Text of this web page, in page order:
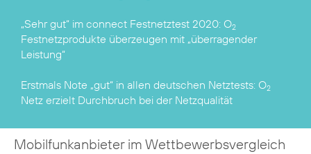
„Sehr gut“ im connect Festnetztest 2020: O2
Festnetzprodukte überzeugen mit „überragender
Leistung“
Erstmals Note „gut“ in allen deutschen Netztests: O2
Netz erzielt Durchbruch bei der Netzqualität
Mobilfunkanbieter im Wettbewerbsvergleich